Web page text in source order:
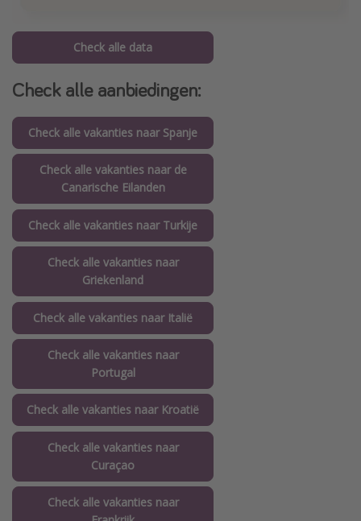
Check alle data
Check alle aanbiedingen:
Check alle vakanties naar Spanje
Check alle vakanties naar de
Canarische Eilanden
Check alle vakanties naar Turkije
Check alle vakanties naar
Griekenland
Check alle vakanties naar Italië
Check alle vakanties naar
Portugal
Check alle vakanties naar Kroatië
Check alle vakanties naar
Curaçao
Check alle vakanties naar